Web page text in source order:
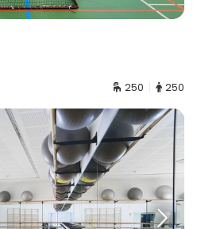
250 250